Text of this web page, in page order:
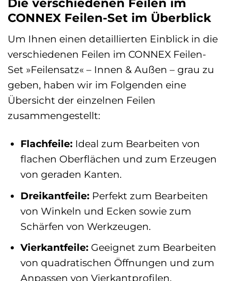
Die verschiedenen Feilen im
CONNEX Feilen-Set im Überblick
Um Ihnen einen detaillierten Einblick in die
verschiedenen Feilen im CONNEX Feilen-
Set »Feilensatz« – Innen & Außen – grau zu
geben, haben wir im Folgenden eine
Übersicht der einzelnen Feilen
zusammengestellt:
Flachfeile:Ideal zum Bearbeiten von
flachen Oberflächen und zum Erzeugen
von geraden Kanten.
Dreikantfeile:Perfekt zum Bearbeiten
von Winkeln und Ecken sowie zum
Schärfen von Werkzeugen.
Vierkantfeile:Geeignet zum Bearbeiten
von quadratischen Öffnungen und zum
Anpassen von Vierkantprofilen.